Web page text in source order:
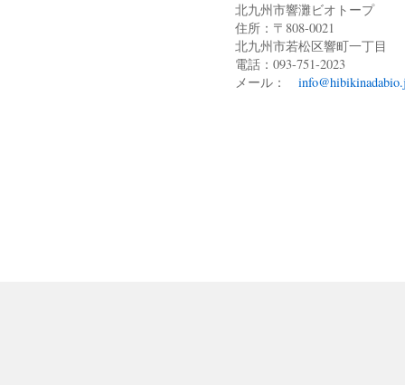
北九州市響灘ビオトープ
住所：〒808-0021
北九州市若松区響町一丁目
電話：093-751-2023
メール：